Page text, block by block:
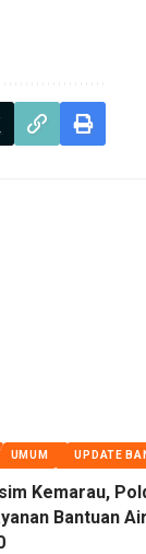
UMUM UPDATE
Kemarau,
Bantuan